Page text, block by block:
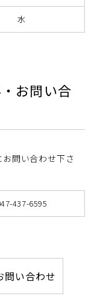
水
お問い合
問い合わせ下さ
437-6595
問い合わせ